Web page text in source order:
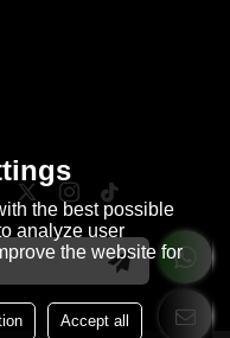
the best possible
analyze user
the website for
Accept all